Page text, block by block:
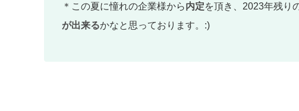
＊この夏に憧れの企業様から内定を頂き、2023年残り
が出来るかなと思っております。:)